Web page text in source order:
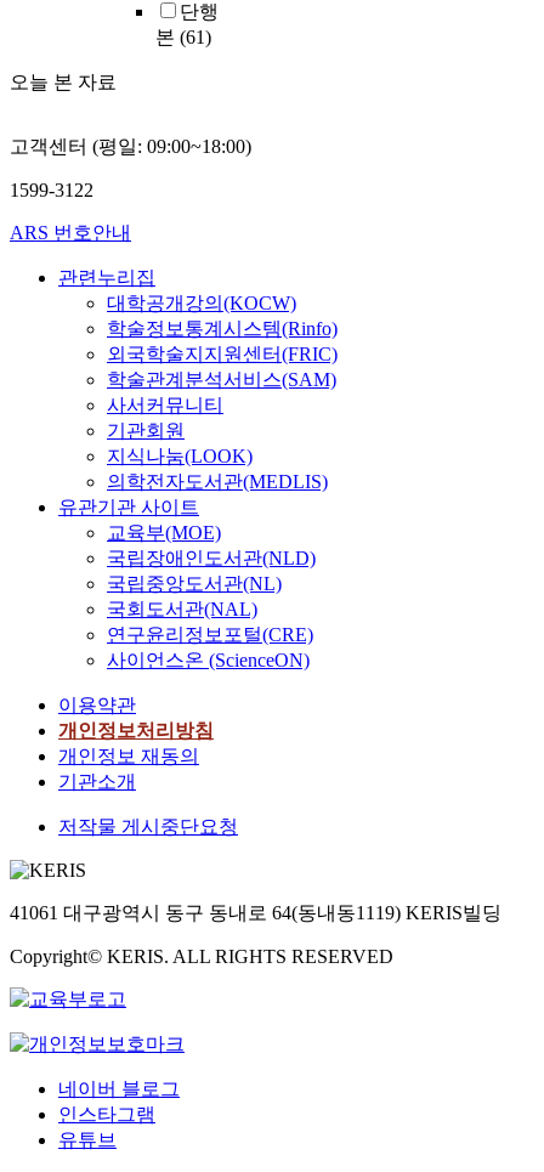
단행
본 (61)
오늘 본 자료
고객센터 (평일: 09:00~18:00)
1599-3122
ARS 번호안내
관련누리집
대학공개강의(KOCW)
학술정보통계시스템(Rinfo)
외국학술지지원센터(FRIC)
학술관계분석서비스(SAM)
사서커뮤니티
기관회원
지식나눔(LOOK)
의학전자도서관(MEDLIS)
유관기관 사이트
교육부(MOE)
국립장애인도서관(NLD)
국립중앙도서관(NL)
국회도서관(NAL)
연구윤리정보포털(CRE)
사이언스온 (ScienceON)
이용약관
개인정보처리방침
개인정보 재동의
기관소개
저작물 게시중단요청
41061 대구광역시 동구 동내로 64(동내동1119) KERIS빌딩
Copyright© KERIS. ALL RIGHTS RESERVED
네이버 블로그
인스타그램
유튜브